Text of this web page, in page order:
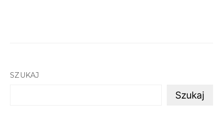
SZUKAJ
Szukaj